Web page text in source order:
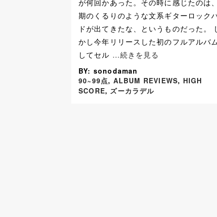
が何回かあった。その時に感じたのは
期のくるりのような文系ギターロック
ドが出てきたな、というものだった。
かし今年リリースした初のフルアルバ
してセル …続きを見る
BY: sonodaman
90~99点, ALBUM REVIEWS, HIGH
SCORE, ズーカラデル